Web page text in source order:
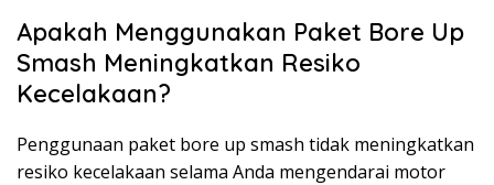
Apakah Menggunakan Paket Bore Up
Smash Meningkatkan Resiko
Kecelakaan?
Penggunaan paket bore up smash tidak meningkatkan
resiko kecelakaan selama Anda mengendarai motor